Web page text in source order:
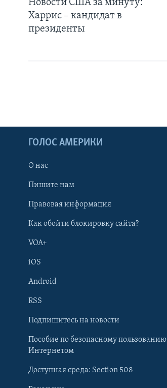
Learning English
Новости США за минуту:
Харрис – кандидат в
президенты
ГОЛОС АМЕРИКИ
О нас
Пишите нам
Правовая информация
Как обойти блокировку сайта?
VOA+
iOS
Android
RSS
Подпишитесь на новости
Пособие по безопасному пользованию
Интернетом
Доступная среда: Section 508